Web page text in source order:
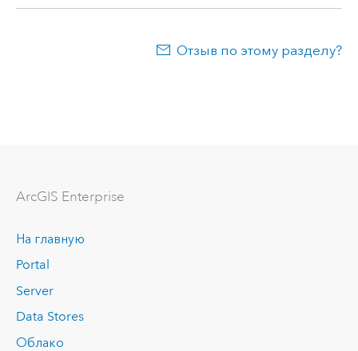
Отзыв по этому разделу?
ArcGIS Enterprise
На главную
Portal
Server
Data Stores
Облако